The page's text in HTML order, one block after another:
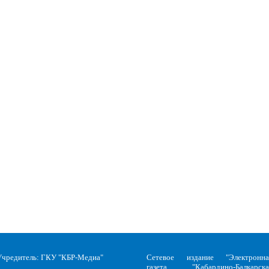
ГКУ "КБР-Медиа"
Сетевое издание
газета "Кабардино-